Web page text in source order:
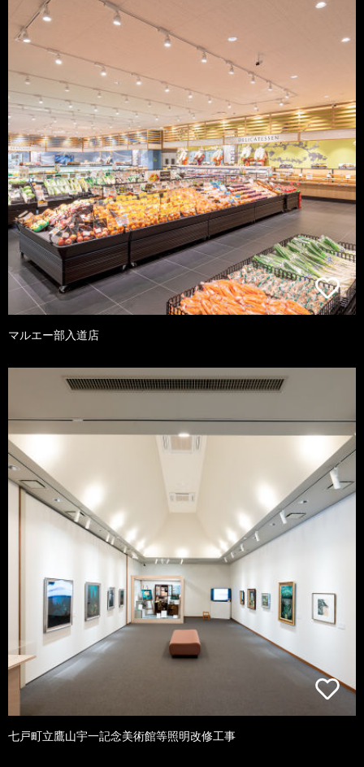
マルエー部入道店
七戸町立鷹山宇一記念美術館等照明改修工事